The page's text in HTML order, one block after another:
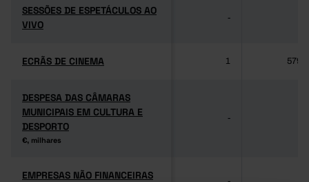
SESSÕES DE ESPETÁCULOS AO
VIVO
SESSÕES DE ESPETÁCULOS AO
VIVO
-
ECRÃS DE CINEMA
ECRÃS DE CINEMA 1 579
DESPESA DAS CÂMARAS
MUNICIPAIS EM CULTURA E
DESPORTO
€, milhares
DESPESA DAS CÂMARAS
MUNICIPAIS EM CULTURA E
DESPORTO
€, milhares
-
EMPRESAS NÃO FINANCEIRAS
EMPRESAS NÃO FINANCEIRAS